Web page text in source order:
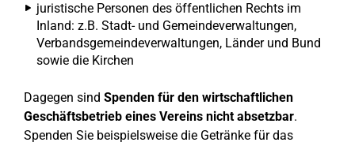
juristische Personen des öffentlichen Rechts im
Inland: z.B. Stadt- und Gemeindeverwaltungen,
Verbandsgemeindeverwaltungen, Länder und Bund
sowie die Kirchen
Dagegen sind Spenden für den wirtschaftlichen
Geschäftsbetrieb eines Vereins nicht absetzbar.
Spenden Sie beispielsweise die Getränke für das